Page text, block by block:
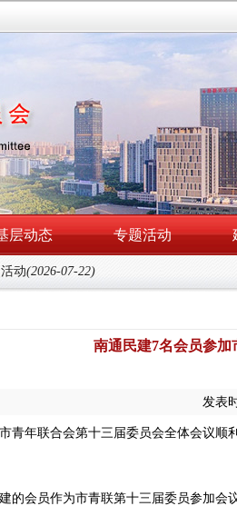
层动态 专题活动
动(2026-07-22)
南通民建7名会员参
发表
青年联合会第十三届委员会全体会议
的会员作为市青联第十三届委员参加